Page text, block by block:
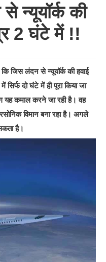
न्‍यूयॉर्क की
2 घंटे में !!
जिस लंदन से न्यूयॉर्क की हवाई
दो घंटे में ही पूरा किया जा
यह कमाल करने जा रही है। वह
विमान बना रहा है। अगले
है।